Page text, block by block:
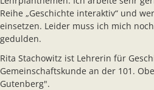
Reihe „Geschichte interaktiv“ und
einsetzen. Leider muss ich mich
gedulden.
Rita Stachowitz ist Lehrerin für
Gemeinschaftskunde an der 101.
Gutenberg".